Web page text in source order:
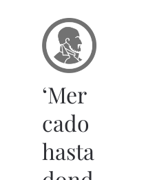
‘Mer
cado
hasta